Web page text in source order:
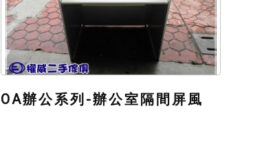
OA辦公系列-辦公室隔間屏風